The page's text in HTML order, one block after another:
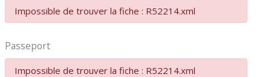
Impossible de trouver la fiche : R52214.xml
Passeport
Impossible de trouver la fiche : R52214.xml